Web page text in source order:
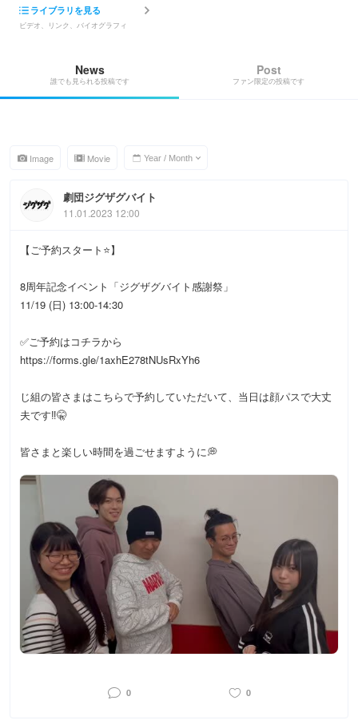
ライブラリを見る
ビデオ、リンク、バイオグラフィ
News
誰でも見られる投稿です
Post
ファン限定の投稿です
Image Movie
劇団ジグザグバイト
11.01.2023 12:00
【ご予約スタート⭐️】
8周年記念イベント「ジグザグバイト感謝祭」
11/19 (日) 13:00-14:30
✅ご予約はコチラから
https://forms.gle/1axhE278tNUsRxYh6
じ組の皆さまはこちらで予約していただいて、当日は顔パスで大丈
夫です‼️🤫
皆さまと楽しい時間を過ごせますように💭
0 0